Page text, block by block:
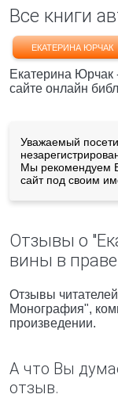
Все книги
ЕКАТЕРИНА ЮРЧАК
Екатерина Юрчак
сайте онлайн
Уважаемый
Мы рекомендуем
сайт под своим
Отзывы о
вины в
Отзывы
Монография",
произведении.
А что Вы
отзыв.